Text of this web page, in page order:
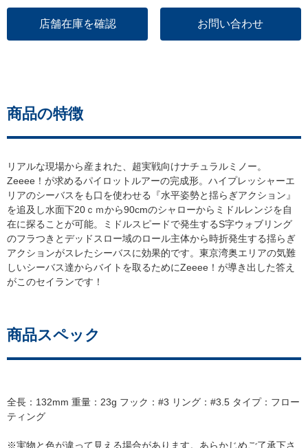
店舗在庫を確認 お問い合わせ
商品の特徴
リアルな現場から産まれた、超実戦向けナチュラルミノー。
Zeeee！が求めるパイロットルアーの完成形。ハイプレッシャーエ
リアのシーバスをも口を使わせる『水平姿勢と揺らぎアクション』
を追及し水面下20ｃｍから90cmのシャローからミドルレンジを自
在に探ることが可能。ミドルスピードで発生するS字ウォブリング
のフラつきとデッドスロー域のロール主体から時折発生する揺らぎ
アクションがスレたシーバスに効果的です。東京湾奥エリアの気難
しいシーバス達からバイトを取るためにZeeee！が導き出した答え
がこのセイランです！
商品スペック
全長：132mm 重量：23g フック：#3 リング：#3.5 タイプ：フロー
ティング
※実物と色が違って見える場合があります。あらかじめご了承下さ